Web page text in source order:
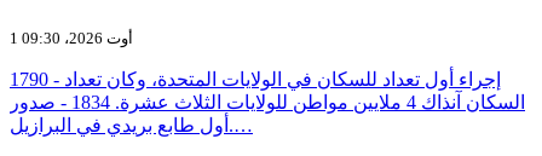
1 أوت 2026، 09:30
1790 - إجراء أول تعداد للسكان في الولايات المتحدة، وكان تعداد
السكان آنذاك 4 ملايين مواطن للولايات الثلاث عشرة. 1834 - صدور
أول طابع بريدي في البرازيل.…